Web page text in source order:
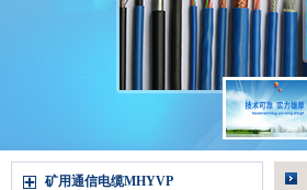
矿用通信电缆MHYVP